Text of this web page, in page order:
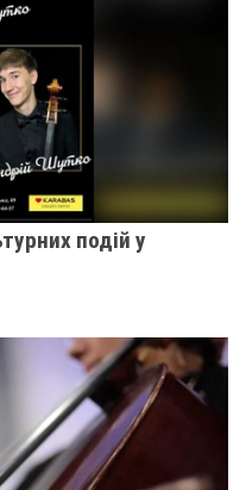
подій у